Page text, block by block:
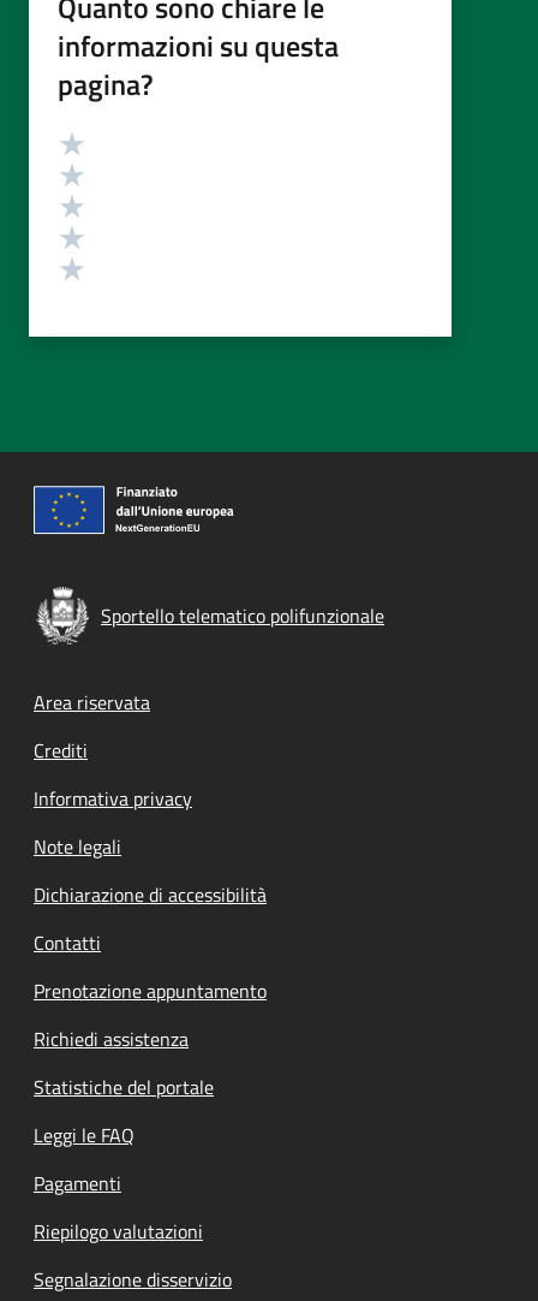
informazioni su questa
pagina?
Valutazione
Sportello telematico polifunzionale
Footer menu
Area riservata
Crediti
Informativa privacy
Note legali
Dichiarazione di accessibilità
Contatti
Prenotazione appuntamento
Richiedi assistenza
Statistiche del portale
Leggi le FAQ
Pagamenti
Riepilogo valutazioni
Segnalazione disservizio